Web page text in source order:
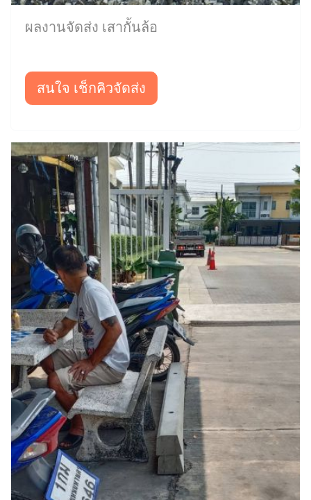
ผลงานจัดส่ง เสากั้นล้อ
สนใจ เช็กคิวจัดส่ง